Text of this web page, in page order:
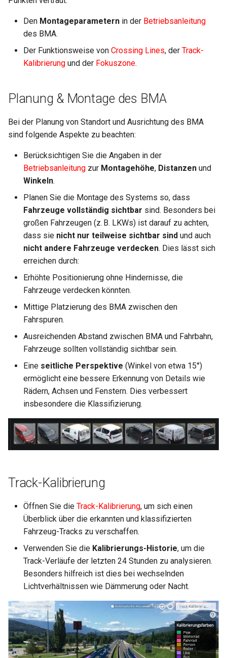
i
2024.4
Den Montageparametern in der Betriebsanleitung
des BMA.
Der Funktionsweise von Crossing Lines, der Track-
Kalibrierung und der Fokuszone.
Planung & Montage des BMA
Bei der Planung von Standort und Ausrichtung des BMA
sind folgende Aspekte zu beachten:
Berücksichtigen Sie die Angaben in der
Betriebsanleitung zur Montagehöhe, Distanzen und
Winkeln.
Planen Sie die Montage des Systems so, dass
Fahrzeuge vollständig sichtbar sind. Besonders bei
großen Fahrzeugen (z. B. LKWs) ist darauf zu achten,
dass sie nicht nur teilweise sichtbar sind und auch
nicht andere Fahrzeuge verdecken. Dies lässt sich
erreichen durch:
Erhöhte Positionierung ohne Hindernisse, die
Fahrzeuge verdecken könnten.
Mittige Platzierung des BMA zwischen den
Fahrspuren.
Ausreichenden Abstand zwischen BMA und Fahrbahn,
Fahrzeuge sollten vollständig sichtbar sein.
Eine seitliche Perspektive (Winkel von etwa 15°)
ermöglicht eine bessere Erkennung von Details wie
Rädern, Achsen und Fenstern. Dies verbessert
insbesondere die Klassifizierung.
Track-Kalibrierung
Öffnen Sie die Track-Kalibrierung, um sich einen
Überblick über die erkannten und klassifizierten
Fahrzeug-Tracks zu verschaffen.
Verwenden Sie die Kalibrierungs-Historie, um die
Track-Verläufe der letzten 24 Stunden zu analysieren.
Besonders hilfreich ist dies bei wechselnden
Lichtverhältnissen wie Dämmerung oder Nacht.